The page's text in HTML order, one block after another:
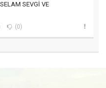
SEVGİ VE
(0)